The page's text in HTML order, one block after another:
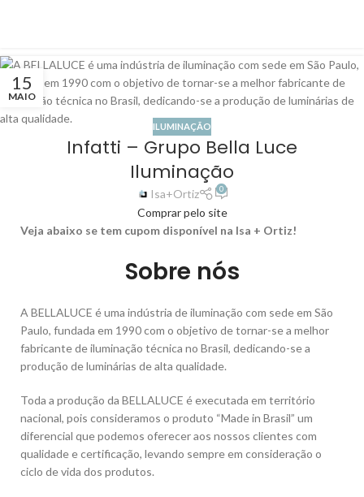
15
MAIO
ILUMINAÇÃO
Infatti – Grupo Bella Luce
Iluminação
Isa+Ortiz 0
Comprar pelo site
Veja abaixo se tem cupom disponível na Isa + Ortiz!
Sobre nós
A BELLALUCE é uma indústria de iluminação com sede em São
Paulo, fundada em 1990 com o objetivo de tornar-se a melhor
fabricante de iluminação técnica no Brasil, dedicando-se a
produção de luminárias de alta qualidade.
Toda a produção da BELLALUCE é executada em território
nacional, pois consideramos o produto “Made in Brasil” um
diferencial que podemos oferecer aos nossos clientes com
qualidade e certificação, levando sempre em consideração o
ciclo de vida dos produtos.